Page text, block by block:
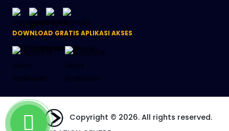
DOWNLOAD GRATIS APLIKASI AKSES
Copyright © 2026. All rights reserved.